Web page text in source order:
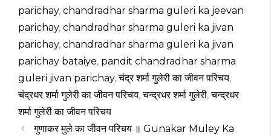
parichay, chandradhar sharma guleri ka jeevan
parichay, chandradhar sharma guleri ka jivan
parichay, chandradhar sharma guleri ka jivan
parichay bataiye, pandit chandradhar sharma
guleri jivan parichay,चंद्र शर्मा गुलेरी का जीवन परिचय,
चंद्रधर शर्मा गुलेरी का जीवन परिचय,चन्द्रधर शर्मा गुलेरी,चन्द्रधर
शर्मा गुलेरी का जीवन परिचय
गुणाकर मुले का जीवन परिचय ॥ Gunakar Muley Ka